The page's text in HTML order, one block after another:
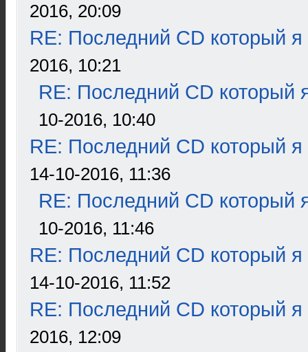
2016, 20:09
RE: Последний CD который я
2016, 10:21
RE: Последний CD который
10-2016, 10:40
RE: Последний CD который я
14-10-2016, 11:36
RE: Последний CD который
10-2016, 11:46
RE: Последний CD который я
14-10-2016, 11:52
RE: Последний CD который я
2016, 12:09